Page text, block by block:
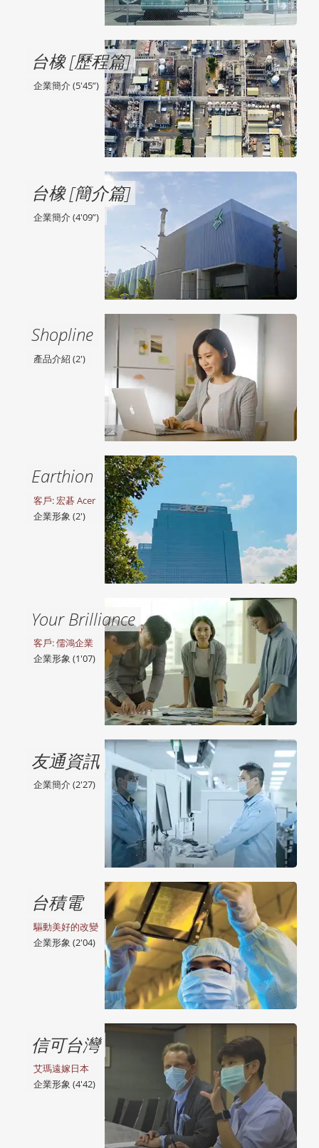
台橡 [歷程篇]
企業簡介 (5'45”)
台橡 [簡介篇]
企業簡介 (4'09”)
Shopline
產品介紹 (2')
Earthion
客戶: 宏碁 Acer
企業形象 (2')
Your Brilliance
客戶: 儒鴻企業
企業形象 (1'07)
友通資訊
企業簡介 (2'27)
台積電
驅動美好的改變
企業形象 (2'04)
信可台灣
艾瑪遠嫁日本
企業形象 (4'42)